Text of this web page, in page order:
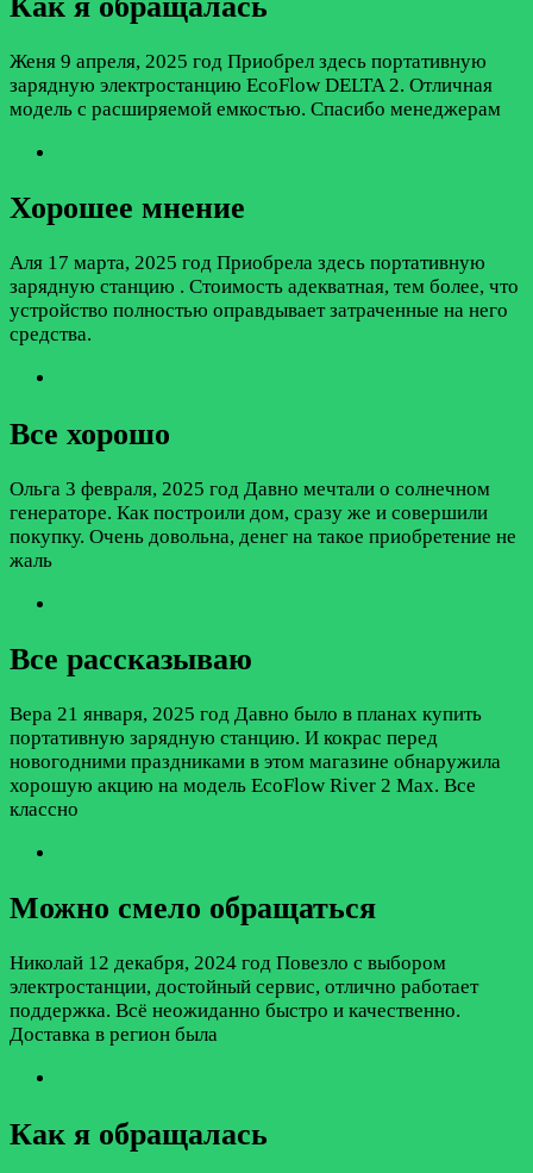
Женя 9 апреля, 2025 год Приобрел здесь портативную
зарядную электростанцию EcoFlow DELTA 2. Отличная
модель с расширяемой емкостью. Спасибо менеджерам
Хорошее мнение
Аля 17 марта, 2025 год Приобрела здесь портативную
зарядную станцию . Стоимость адекватная, тем более, что
устройство полностью оправдывает затраченные на него
средства.
Все хорошо
Ольга 3 февраля, 2025 год Давно мечтали о солнечном
генераторе. Как построили дом, сразу же и совершили
покупку. Очень довольна, денег на такое приобретение не
жаль
Все рассказываю
Вера 21 января, 2025 год Давно было в планах купить
портативную зарядную станцию. И кокрас перед
новогодними праздниками в этом магазине обнаружила
хорошую акцию на модель EcoFlow River 2 Max. Все
классно
Можно смело обращаться
Николай 12 декабря, 2024 год Повезло с выбором
электростанции, достойный сервис, отлично работает
поддержка. Всё неожиданно быстро и качественно.
Доставка в регион была
Как я обращалась